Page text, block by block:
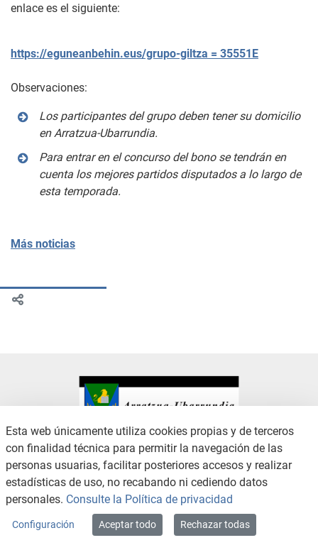
enlace es el siguiente:
https://eguneanbehin.eus/grupo-giltza = 35551E
Observaciones:
Los participantes del grupo deben tener su domicilio
en Arratzua-Ubarrundia.
Para entrar en el concurso del bono se tendrán en
cuenta los mejores partidos disputados a lo largo de
esta temporada.
Más noticias
Copyright © 2026 / Excmo. arratzua | Todos los derechos reservados.
Esta web únicamente utiliza cookies propias y de terceros
con finalidad técnica para permitir la navegación de las
personas usuarias, facilitar posteriores accesos y realizar
estadísticas de uso, no recabando ni cediendo datos
personales. Consulte la Política de privacidad
Configuración Aceptar todo Rechazar todas